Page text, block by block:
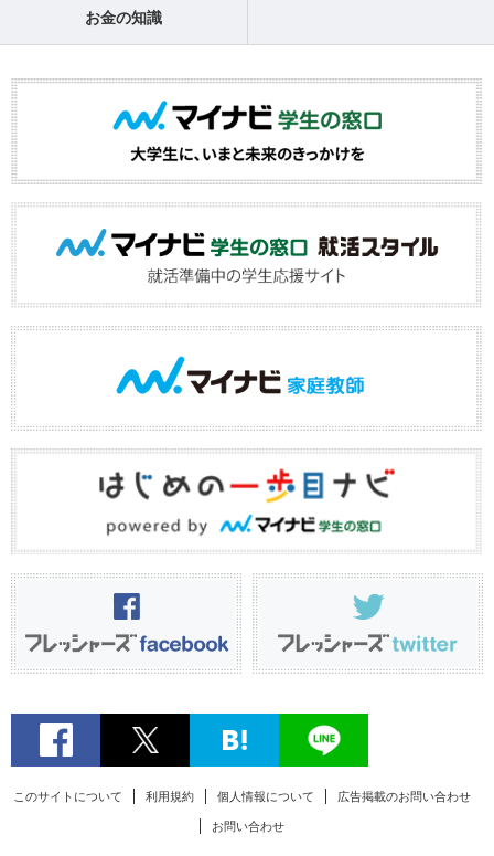
お金の知識
このサイトについて 利用規約 個人情報について 広告掲載のお問い合わせ
お問い合わせ